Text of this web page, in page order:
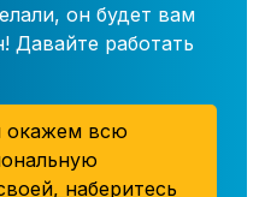
он будет вам
Давайте работать
окажем всю
наберитесь